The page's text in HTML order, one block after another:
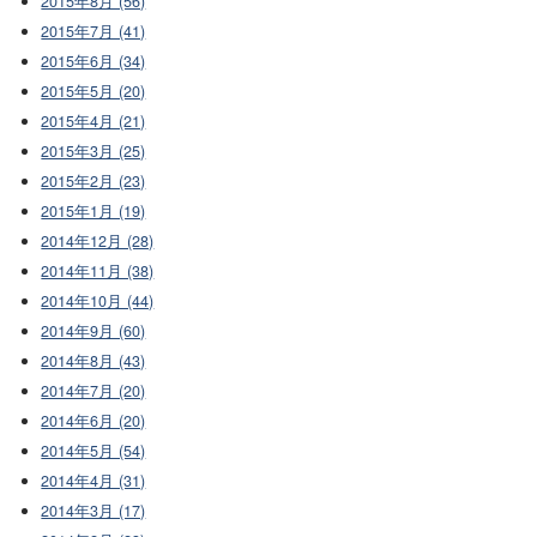
2015年7月 (41)
2015年6月 (34)
2015年5月 (20)
2015年4月 (21)
2015年3月 (25)
2015年2月 (23)
2015年1月 (19)
2014年12月 (28)
2014年11月 (38)
2014年10月 (44)
2014年9月 (60)
2014年8月 (43)
2014年7月 (20)
2014年6月 (20)
2014年5月 (54)
2014年4月 (31)
2014年3月 (17)